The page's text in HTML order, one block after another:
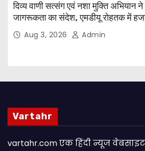
दिव्य वाणी सत्संग एवं नशा मुक्ति अभियान
जागरूकता का संदेश, एमडीयू रोहतक में
संकल्पAug 3, 2026 Admin
Vartahr
vartahr.com एक हिंदी न्यूज वेबसाइट